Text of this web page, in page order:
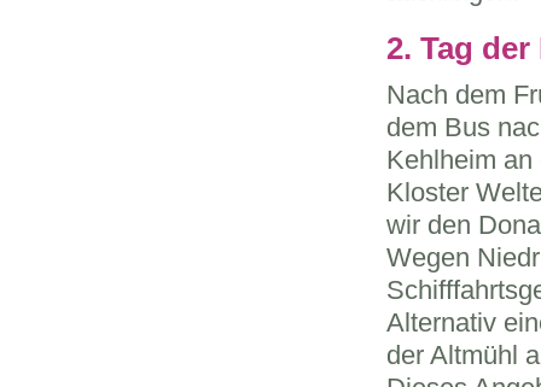
2. Tag der
Nach dem
dem Bus
Kehlheim
Kloster
wir den
Wegen
Alternativ
der Altmühl